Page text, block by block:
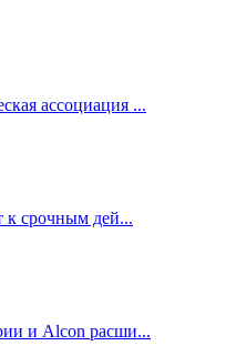
ассоциация ...
к срочным дей...
и Alcon расши...